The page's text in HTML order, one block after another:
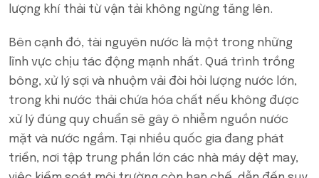
lượng khí thải từ vận tải không ngừng tăng lên.
Bên cạnh đó, tài nguyên nước là một trong những
lĩnh vực chịu tác động mạnh nhất. Quá trình trồng
bông, xử lý sợi và nhuộm vải đòi hỏi lượng nước lớn,
trong khi nước thải chứa hóa chất nếu không được
xử lý đúng quy chuẩn sẽ gây ô nhiễm nguồn nước
mặt và nước ngầm. Tại nhiều quốc gia đang phát
triển, nơi tập trung phần lớn các nhà máy dệt may,